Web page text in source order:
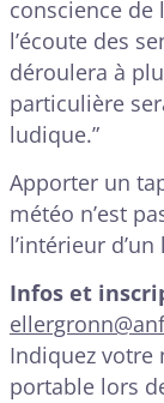
conscience de
l’écoute des
déroulera à
particulière
ludique.”
Apporter un
météo n’est
l’intérieur
Infos et
Indiquez votre
portable lors